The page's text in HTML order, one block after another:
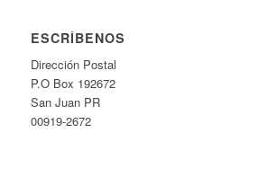
ESCRÍBENOS
Dirección Postal
P.O Box 192672
San Juan PR
00919-2672